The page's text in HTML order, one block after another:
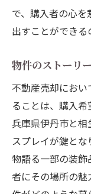
で、購入者の心
出すことができる
物件のストーリ
不動産売却にお
ることは、購入
兵庫県伊丹市と相
スプレイが鍵と
物語る一部の装
者にその場所の